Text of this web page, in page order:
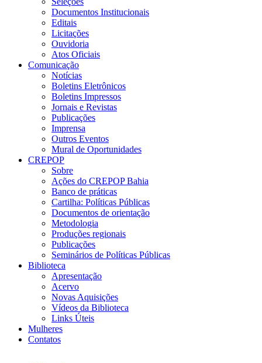
Documentos Institucionais
Editais
Licitações
Ouvidoria
Atos Oficiais
Comunicação
Notícias
Boletins Eletrônicos
Boletins Impressos
Jornais e Revistas
Publicações
Imprensa
Outros Eventos
Mural de Oportunidades
CREPOP
Sobre
Ações do CREPOP Bahia
Banco de práticas
Cartilha: Políticas Públicas
Documentos de orientação
Metodologia
Produções regionais
Publicações
Seminários de Políticas Públicas
Biblioteca
Apresentação
Acervo
Novas Aquisições
Vídeos da Biblioteca
Links Úteis
Mulheres
Contatos